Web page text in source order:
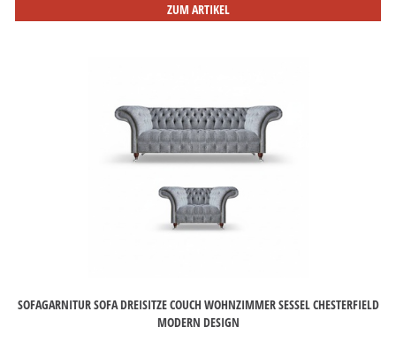
ZUM ARTIKEL
SOFAGARNITUR SOFA DREISITZE COUCH WOHNZIMMER SESSEL CHESTERFIELD
MODERN DESIGN